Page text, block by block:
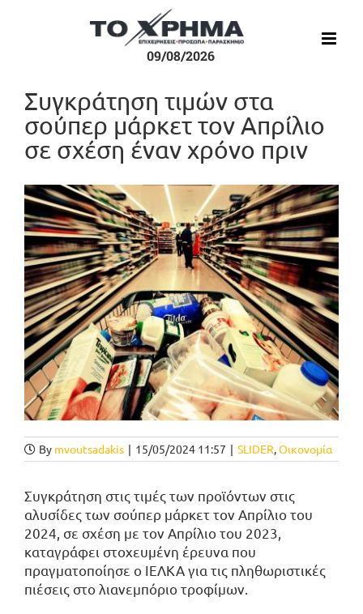
09/08/2026
Συγκράτηση τιμών στα
σούπερ μάρκετ τον Απρίλιο
σε σχέση έναν χρόνο πριν
Προβολή
μεγαλύτερης
εικόνας
By mvoutsadakis | 15/05/2024 11:57 | SLIDER,Οικονομία
Συγκράτηση στις τιμές των προϊόντων στις
αλυσίδες των σούπερ μάρκετ τον Απρίλιο του
2024, σε σχέση με τον Απρίλιο του 2023,
καταγράφει στοχευμένη έρευνα που
πραγματοποίησε ο ΙΕΛΚΑ για τις πληθωριστικές
πιέσεις στο λιανεμπόριο τροφίμων.